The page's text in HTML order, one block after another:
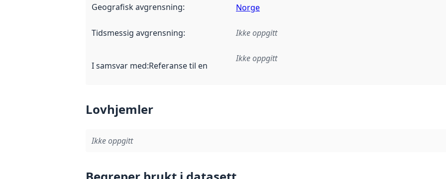
Geografisk avgrensning: Norge
Tidsmessig avgrensning: Ikke oppgitt
I samsvar med:Referanse til en implementasjonsregel eller annen spesifikasjon, som ligger
Ikke oppgitt
Lovhjemler
Ikke oppgitt